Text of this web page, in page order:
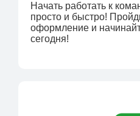
Начать работать к
просто и быстро!
оформление и
сегодня!